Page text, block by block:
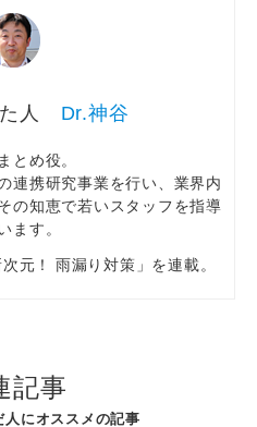
Dr.神谷
とめ役。
連携研究事業を行い、業界内
の知恵で若いスタッフを指導
ます。
元！ 雨漏り対策」を連載。
記事
人にオススメの記事